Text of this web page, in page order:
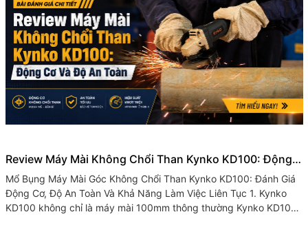
Review Máy Mài Không Chổi Than Kynko KD100: Động
Cơ Và Độ An Toàn
Mổ Bụng Máy Mài Góc Không Chổi Than Kynko KD100: Đánh Giá
Động Cơ, Độ An Toàn Và Khả Năng Làm Việc Liên Tục 1. Kynko
KD100 không chỉ là máy mài 100mm thông thường Kynko KD100